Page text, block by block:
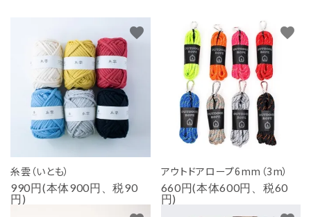
糸雲（いとも）
990円(本体900円、税90
円)
favorite
アウトドアロープ6mm（3m）
660円(本体600円、税60
円)
favorite